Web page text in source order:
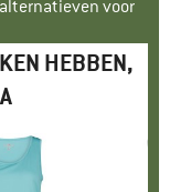
voor
HEBBEN,